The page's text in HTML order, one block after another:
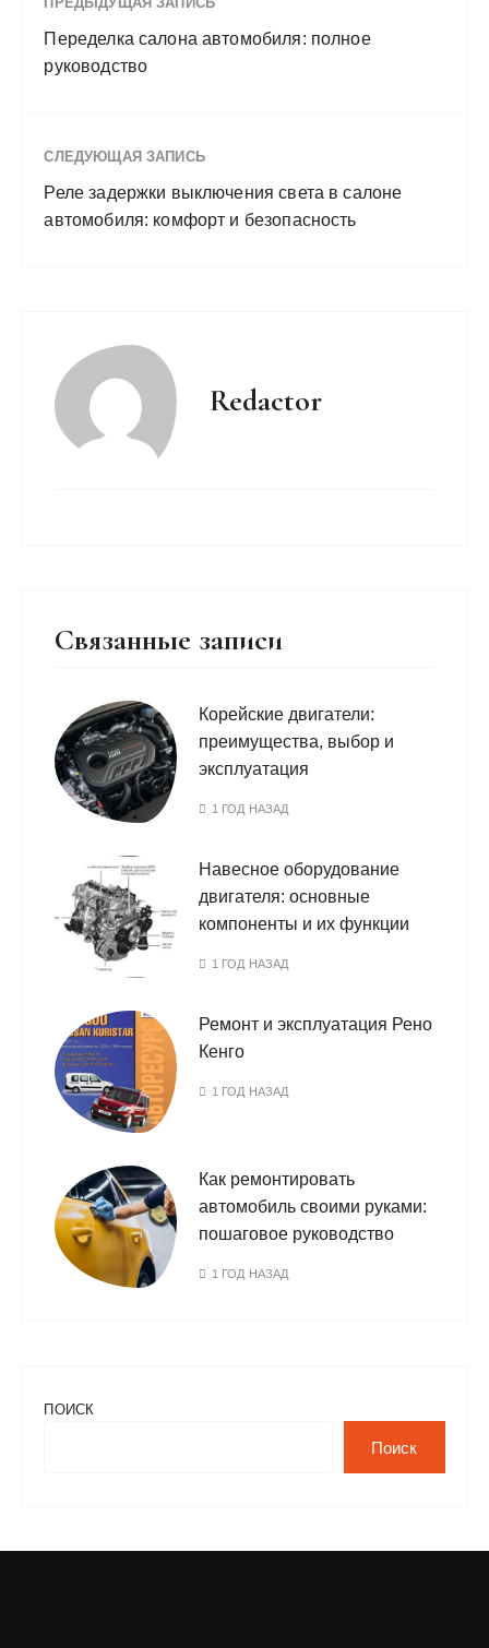
Переделка салона автомобиля: полное
руководство
СЛЕДУЮЩАЯ ЗАПИСЬ
Реле задержки выключения света в салоне
автомобиля: комфорт и безопасность
Redactor
Связанные записи
Корейские двигатели:
преимущества, выбор и
эксплуатация
1 ГОД НАЗАД
Навесное оборудование
двигателя: основные
компоненты и их функции
1 ГОД НАЗАД
Ремонт и эксплуатация Рено
Кенго
1 ГОД НАЗАД
Как ремонтировать
автомобиль своими руками:
пошаговое руководство
1 ГОД НАЗАД
ПОИСК
Поиск